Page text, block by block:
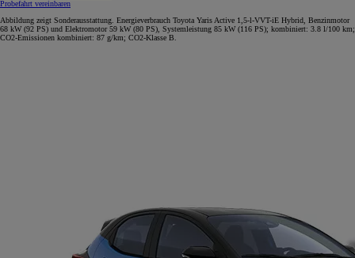
Probefahrt vereinbaren
Abbildung zeigt Sonderausstattung. Energieverbrauch Toyota Yaris Active 1,5-l-VVT-iE Hybrid, Benzinmotor
68 kW (92 PS) und Elektromotor 59 kW (80 PS), Systemleistung 85 kW (116 PS); kombiniert: 3.8 l/100 km;
CO2-Emissionen kombiniert: 87 g/km; CO2-Klasse B.